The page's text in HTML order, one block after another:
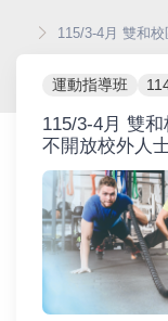
115/3-4月 雙和
運動指導班
115/3-4月 雙
不開放校外人